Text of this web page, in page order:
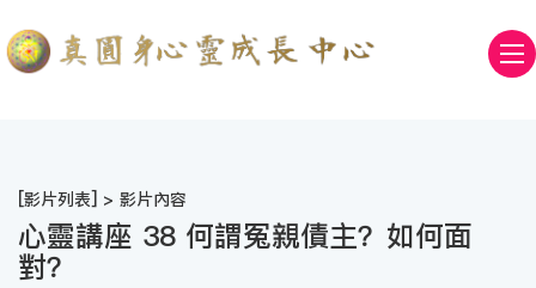
[影片列表] > 影片內容
心靈講座 38 何謂冤親債主？如何面
對？